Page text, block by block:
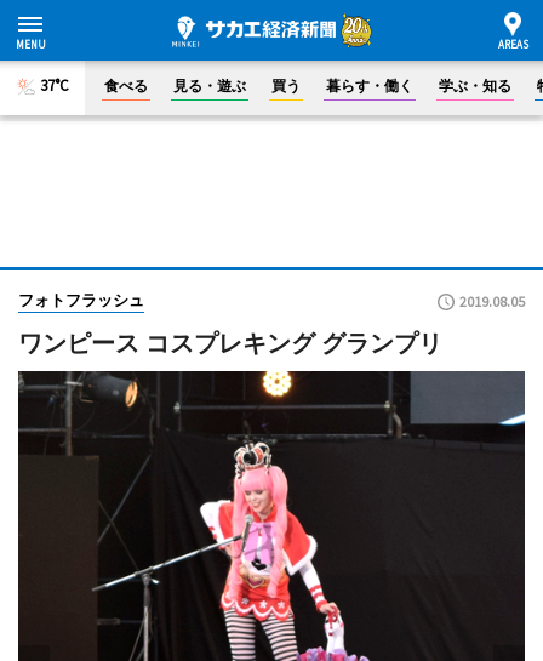
37°C 食べる 見る・遊ぶ 買う 暮らす・働く 学ぶ・知る
フォトフラッシュ 2019.08.05
ワンピース コスプレキング グランプリ